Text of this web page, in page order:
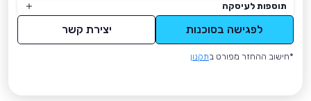
תוספות לעיסקה
לפגישה בסוכנות יצירת קשר
*חישוב ההחזר מפורט בתקנון